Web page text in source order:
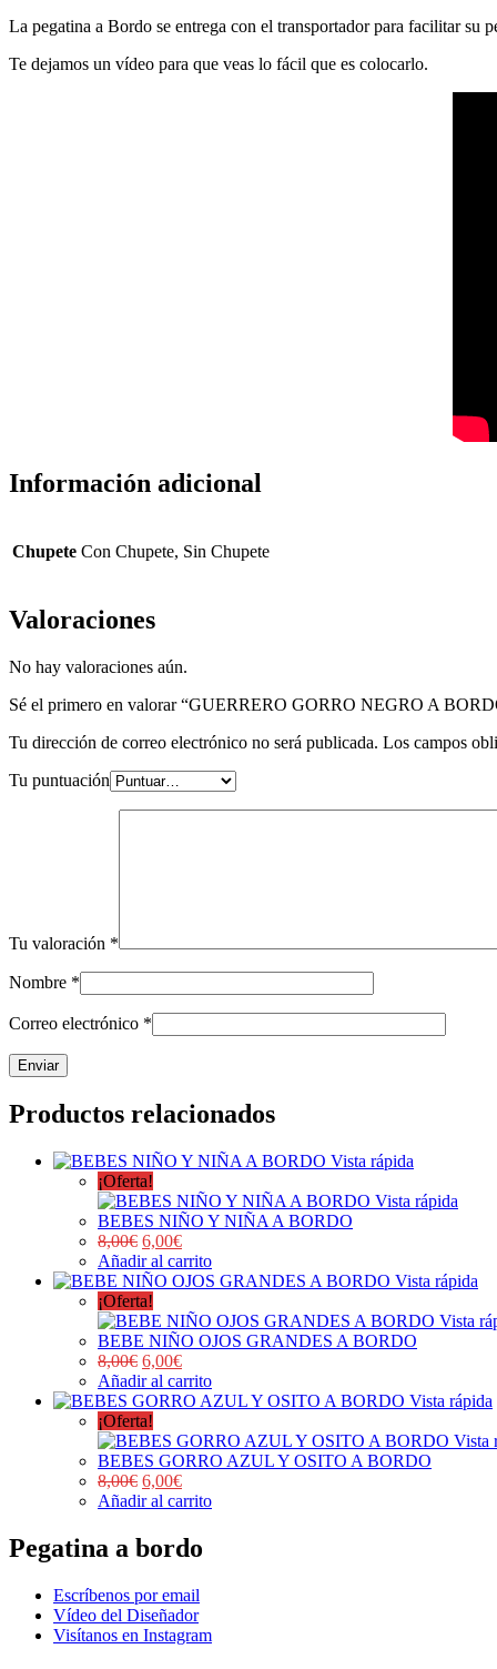
La pegatina a Bordo se entrega con el transportador para facilitar su
Te dejamos un vídeo para que veas lo fácil que es colocarlo.
Información adicional
Chupete Con Chupete, Sin Chupete
Valoraciones
No hay valoraciones aún.
Sé el primero en valorar “GUERRERO GORRO NEGRO A
Tu dirección de correo electrónico no será publicada. Los campos
Tu puntuación
Tu valoración *
Nombre *
Correo electrónico *
Productos relacionados
Vista rápida
¡Oferta!
Vista rápida
BEBES NIÑO Y NIÑA A BORDO
8,00€ 6,00€
Añadir al carrito
Vista rápida
¡Oferta!
Vista
BEBE NIÑO OJOS GRANDES A BORDO
8,00€ 6,00€
Añadir al carrito
Vista rápida
¡Oferta!
Vista
BEBES GORRO AZUL Y OSITO A BORDO
8,00€ 6,00€
Añadir al carrito
Pegatina a bordo
Escríbenos por email
Vídeo del Diseñador
Visítanos en Instagram